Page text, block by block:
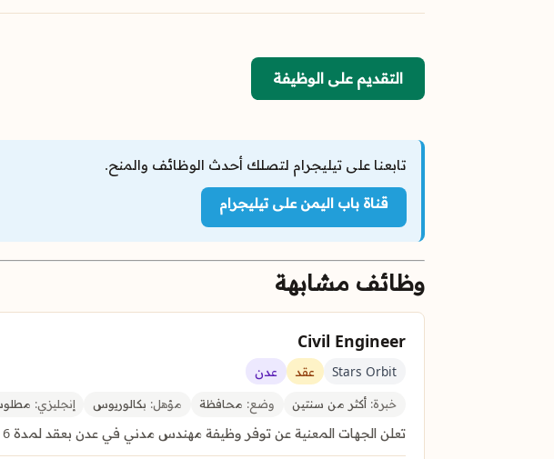
التقديم على الوظيفة
تابعنا على تيليجرام لتصلك أحدث الوظائف والمنح.
قناة باب اليمن على تيليجرام
وظائف مشابهة
Civil Engineer
Stars Orbit عقد عدن
خبرة: أكثر من سنتين وضع: محافظة مؤهل: بكالوريوس إنجليزي:
تعلن الجهات المعنية عن توفر وظيفة مهندس مدني في عدن بعقد لمدة 6 أشهر.